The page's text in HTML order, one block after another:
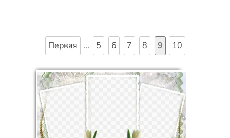
Первая ... 5 6 7 8 9 10